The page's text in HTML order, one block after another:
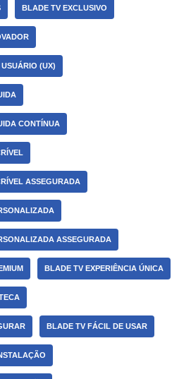
BLADE TV EXCLUSIVO
(UX)
CONTÍNUA
ASSEGURADA
ASSEGURADA
BLADE TV EXPERIÊNCIA ÚNICA
BLADE TV FÁCIL DE USAR